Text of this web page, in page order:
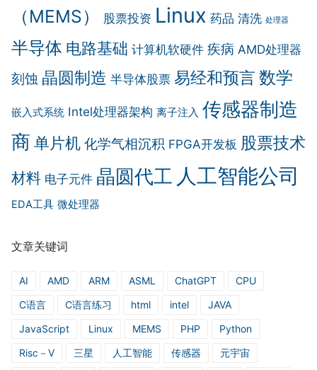
（MEMS）
股票投资 Linux 药品 清洗 处理器
半导体 电路基础 计算机软硬件 疾病 AMD处理器
刻蚀 晶圆制造 半导体股票 易经和预言 数学
嵌入式系统 Intel处理器架构 离子注入 传感器制造
商 单片机 化学气相沉积 FPGA开发板 股票技术
材料 电子元件 晶圆代工 人工智能公司
EDA工具 微处理器
文章关键词
AI AMD ARM ASML ChatGPT
CPU
C语言
C语言练习 html intel
JAVA
JavaScript
Linux MEMS PHP
Python
Risc－V
三星 人工智能 传感器
元宇宙